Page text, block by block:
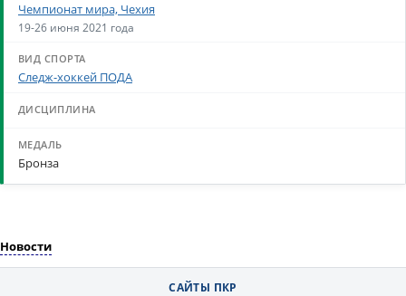
Чемпионат мира, Чехия
19-26 июня 2021 года
Следж-хоккей ПОДА
Бронза
Новости
САЙТЫ ПКР